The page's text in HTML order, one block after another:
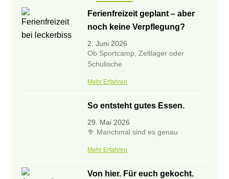
Ferienfreizeit geplant – aber
noch keine Verpflegung?
2. Juni 2026
Ob Sportcamp, Zeltlager oder
Schulische
Mehr Erfahren
So entsteht gutes Essen.
29. Mai 2026
🥦 Manchmal sind es genau
Mehr Erfahren
Von hier. Für euch gekocht.